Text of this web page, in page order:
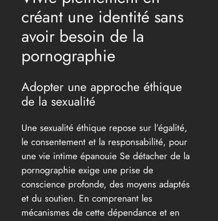
créant une identité sans
avoir besoin de la
pornographie
Adopter une approche éthique
de la sexualité
Une sexualité éthique repose sur l’égalité,
le consentement et la responsabilité, pour
une vie intime épanouie Se détacher de la
pornographie exige une prise de
conscience profonde, des moyens adaptés
et du soutien. En comprenant les
mécanismes de cette dépendance et en